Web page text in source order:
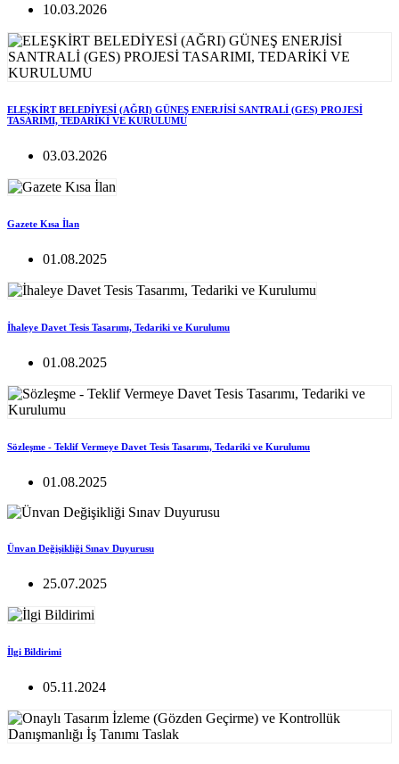
10.03.2026
ELEŞKİRT BELEDİYESİ (AĞRI) GÜNEŞ ENERJİSİ SANTRALİ (GES) PROJESİ
TASARIMI, TEDARİKİ VE KURULUMU
03.03.2026
Gazete Kısa İlan
01.08.2025
İhaleye Davet Tesis Tasarımı, Tedariki ve Kurulumu
01.08.2025
Sözleşme - Teklif Vermeye Davet Tesis Tasarımı, Tedariki ve Kurulumu
01.08.2025
Ünvan Değişikliği Sınav Duyurusu
25.07.2025
İlgi Bildirimi
05.11.2024